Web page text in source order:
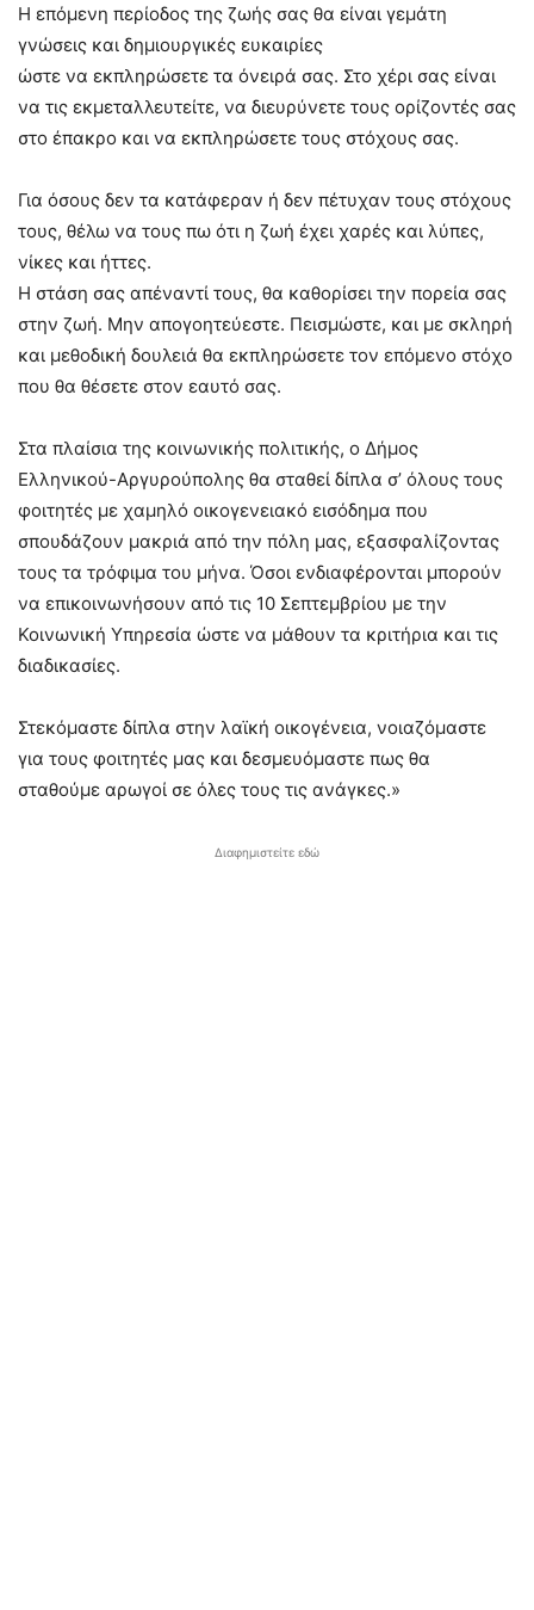
Η επόμενη περίοδος της ζωής σας θα είναι γεμάτη
γνώσεις και δημιουργικές ευκαιρίες
ώστε να εκπληρώσετε τα όνειρά σας. Στο χέρι σας είναι
να τις εκμεταλλευτείτε, να διευρύνετε τους ορίζοντές σας
στο έπακρο και να εκπληρώσετε τους στόχους σας.
Για όσους δεν τα κατάφεραν ή δεν πέτυχαν τους στόχους
τους, θέλω να τους πω ότι η ζωή έχει χαρές και λύπες,
νίκες και ήττες.
Η στάση σας απέναντί τους, θα καθορίσει την πορεία σας
στην ζωή. Μην απογοητεύεστε. Πεισμώστε, και με σκληρή
και μεθοδική δουλειά θα εκπληρώσετε τον επόμενο στόχο
που θα θέσετε στον εαυτό σας.
Στα πλαίσια της κοινωνικής πολιτικής, ο Δήμος
Ελληνικού-Αργυρούπολης θα σταθεί δίπλα σ’ όλους τους
φοιτητές με χαμηλό οικογενειακό εισόδημα που
σπουδάζουν μακριά από την πόλη μας, εξασφαλίζοντας
τους τα τρόφιμα του μήνα. Όσοι ενδιαφέρονται μπορούν
να επικοινωνήσουν από τις 10 Σεπτεμβρίου με την
Κοινωνική Υπηρεσία ώστε να μάθουν τα κριτήρια και τις
διαδικασίες.
Στεκόμαστε δίπλα στην λαϊκή οικογένεια, νοιαζόμαστε
για τους φοιτητές μας και δεσμευόμαστε πως θα
σταθούμε αρωγοί σε όλες τους τις ανάγκες.»
Διαφημιστείτε εδώ